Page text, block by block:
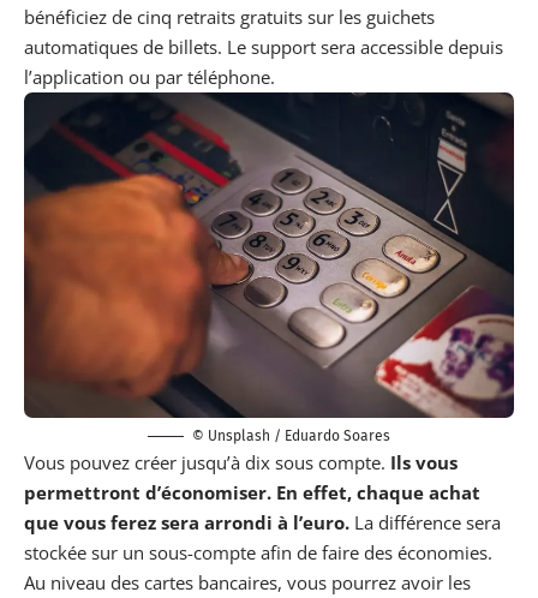
bénéficiez de cinq retraits gratuits sur les guichets
automatiques de billets. Le support sera accessible depuis
l’application ou par téléphone.
© Unsplash / Eduardo Soares
Vous pouvez créer jusqu’à dix sous compte. Ils vous
permettront d’économiser. En effet, chaque achat
que vous ferez sera arrondi à l’euro. La différence sera
stockée sur un sous-compte afin de faire des économies.
Au niveau des cartes bancaires, vous pourrez avoir les